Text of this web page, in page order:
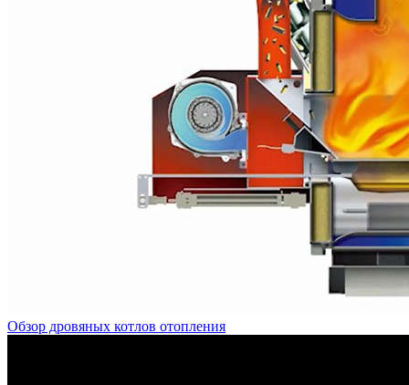
Обзор дровяных котлов отопления